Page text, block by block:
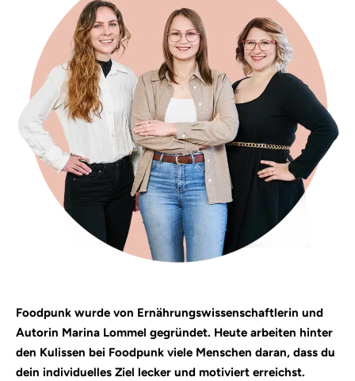
Foodpunk wurde von Ernährungswissenschaftlerin und
Autorin Marina Lommel gegründet. Heute arbeiten hinter
den Kulissen bei Foodpunk viele Menschen daran, dass du
dein individuelles Ziel lecker und motiviert erreichst.